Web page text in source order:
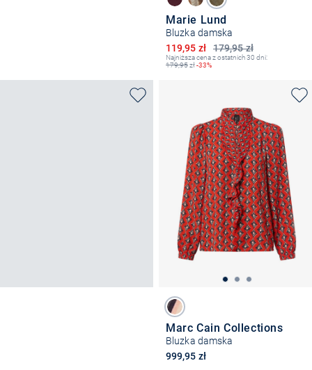
Marie Lund
Bluzka damska
179,95 zł
Obniżona cena
119,95 zł
Najniższa cena z ostatnich 30 dni:
179,95zł-33%
Marc Cain Collections
Bluzka damska
999,95 zł